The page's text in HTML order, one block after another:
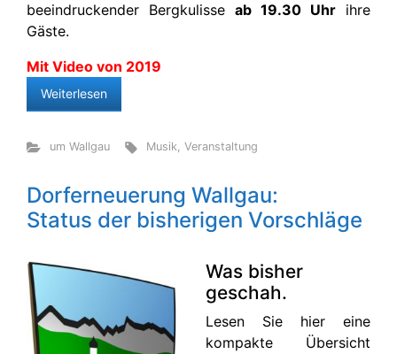
beeindruckender Bergkulisse ab 19.30 Uhr ihre
Gäste.
Mit Video von 2019
Weiterlesen
um Wallgau Musik,Veranstaltung
Dorferneuerung Wallgau:
Status der bisherigen Vorschläge
Was bisher
geschah.
Lesen Sie hier eine
kompakte Übersicht